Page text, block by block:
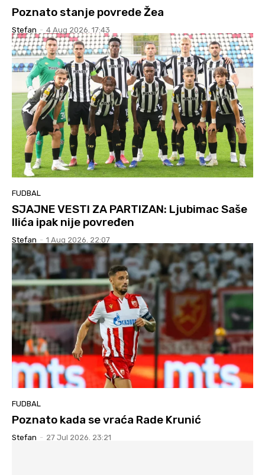
Poznato stanje povrede Žea
Stefan - 4 Aug 2026. 17:43
FUDBAL
SJAJNE VESTI ZA PARTIZAN: Ljubimac Saše
Ilića ipak nije povređen
Stefan - 1 Aug 2026. 22:07
FUDBAL
Poznato kada se vraća Rade Krunić
Stefan - 27 Jul 2026. 23:21